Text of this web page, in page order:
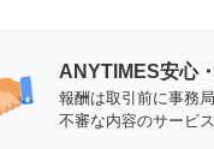
ANYTIMES安心
報酬は取引前に事務
不審な内容のサービ